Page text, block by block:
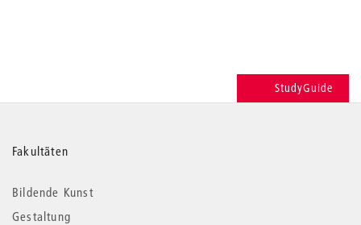
StudyGuide
Weitere
Informationen
Fakultäten
Bildende Kunst
Gestaltung